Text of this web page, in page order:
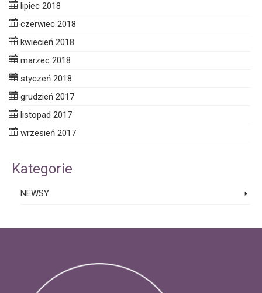
lipiec 2018
czerwiec 2018
kwiecień 2018
marzec 2018
styczeń 2018
grudzień 2017
listopad 2017
wrzesień 2017
Kategorie
NEWSY